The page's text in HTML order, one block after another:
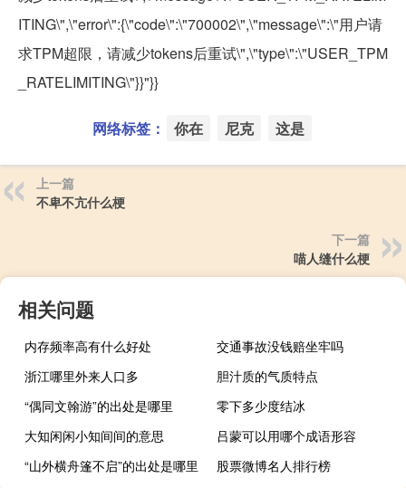
ITING\",\"error\":{\"code\":\"700002\",\"message\":\"用户请
求TPM超限，请减少tokens后重试\",\"type\":\"USER_TPM
_RATELIMITING\"}}"}}
网络标签： 你在 尼克 这是
上一篇
不卑不亢什么梗
下一篇
喵人缝什么梗
相关问题
内存频率高有什么好处
交通事故没钱赔坐牢吗
浙江哪里外来人口多
胆汁质的气质特点
“偶同文翰游”的出处是哪里
零下多少度结冰
大知闲闲小知间间的意思
吕蒙可以用哪个成语形容
“山外横舟篷不启”的出处是哪里
股票微博名人排行榜